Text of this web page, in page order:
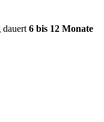
dauert 6 bis 12 Monate